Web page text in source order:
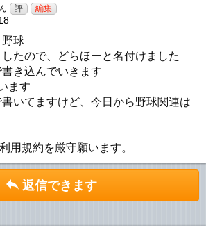
球
たので、どらほーと名付けました
き込んでいきます
ます
いてますけど、今日から野球関連は
用規約を厳守願います。
返信できます